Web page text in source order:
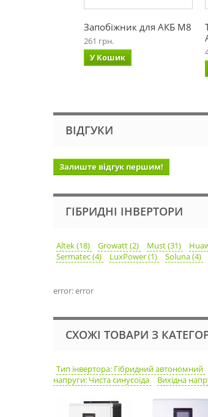
Запобіжник для АКБ М8
261 грн.
У Кошик
ВІДГУКИ
Залиште відгук першим!
ГІБРИДНІ ІНВЕРТОРИ
Altek (18) Growatt (2) Must (31)
Sermatec (4)
LuxPower (1) Soluna (4)
error: error
СХОЖІ ТОВАРИ З
Тип інвертора: Гібридний автономний
напруги: Чиста синусоїда
Вихідна